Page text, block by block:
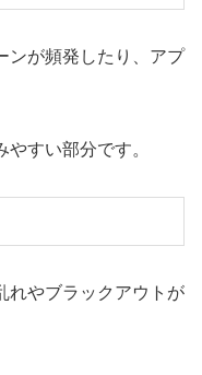
ンが頻発したり、アプ
すい部分です。
れやブラックアウトが